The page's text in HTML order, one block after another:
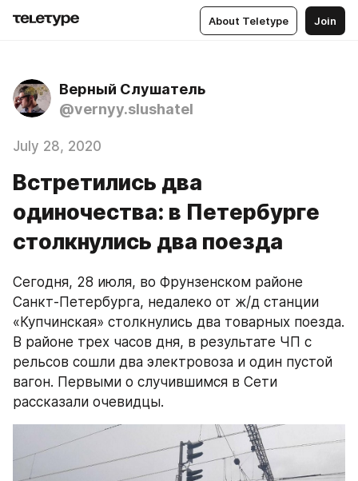
About Teletype Join
Верный Слушатель
@vernyy.slushatel
July 28, 2020
Встретились два
одиночества: в Петербурге
столкнулись два поезда
Сегодня, 28 июля, во Фрунзенском районе
Санкт-Петербурга, недалеко от ж/д станции
«Купчинская» столкнулись два товарных поезда.
В районе трех часов дня, в результате ЧП с
рельсов сошли два электровоза и один пустой
вагон. Первыми о случившимся в Сети
рассказали очевидцы.